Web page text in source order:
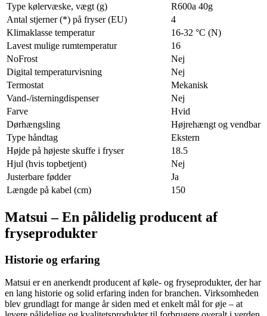
Type kølervæske, vægt (g)
R600a 40g
Antal stjerner (*) på fryser (EU)
4
Klimaklasse temperatur
16-32 °C (N)
Lavest mulige rumtemperatur
16
NoFrost
Nej
Digital temperaturvisning
Nej
Termostat
Mekanisk
Vand-/isterningdispenser
Nej
Farve
Hvid
Dørhængsling
Højrehængt og vendbar
Type håndtag
Ekstern
Højde på højeste skuffe i fryser
18.5
Hjul (hvis topbetjent)
Nej
Justerbare fødder
Ja
Længde på kabel (cm)
150
Matsui – En pålidelig producent af
fryseprodukter
Historie og erfaring
Matsui er en anerkendt producent af køle- og fryseprodukter, der har
en lang historie og solid erfaring inden for branchen. Virksomheden
blev grundlagt for mange år siden med et enkelt mål for øje – at